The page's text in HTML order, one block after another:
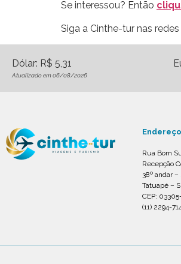
Se interessou? Então
Siga a Cinthe-tur nas
Dólar: R$ 5,31
Atualizado em 06/08/2026
Rua Bom
Recepção
38º andar –
Tatuapé –
CEP:
(11) 2294-